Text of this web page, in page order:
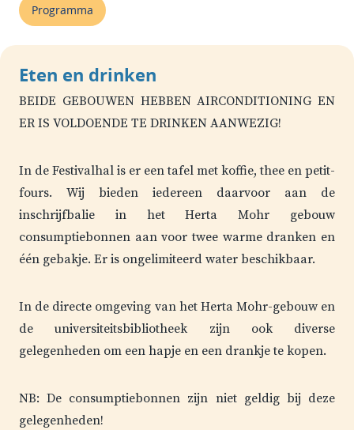
Programma
Eten en drinken
BEIDE GEBOUWEN HEBBEN AIRCONDITIONING EN
ER IS VOLDOENDE TE DRINKEN AANWEZIG!
In de Festivalhal is er een tafel met koffie, thee en petit-
fours. Wij bieden iedereen daarvoor aan de
inschrijfbalie in het Herta Mohr gebouw
consumptiebonnen aan voor twee warme dranken en
één gebakje. Er is ongelimiteerd water beschikbaar.
In de directe omgeving van het Herta Mohr-gebouw en
de universiteitsbibliotheek zijn ook diverse
gelegenheden om een hapje en een drankje te kopen.
NB: De consumptiebonnen zijn niet geldig bij deze
gelegenheden!